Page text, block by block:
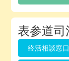
表参道司
終活相談窓